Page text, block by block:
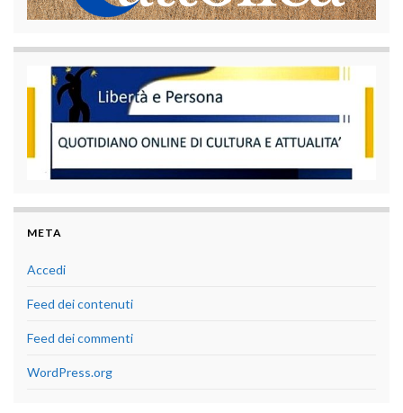
META
Accedi
Feed dei contenuti
Feed dei commenti
WordPress.org